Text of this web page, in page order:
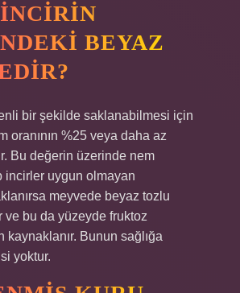
BEYAZ
bir şekilde saklanabilmesi için
oranının %25 veya daha az
Bu değerin üzerinde nem
incirler uygun olmayan
meyvede beyaz tozlu
ve bu da yüzeyde fruktoz
kaynaklanır. Bunun sağlığa
yoktur.